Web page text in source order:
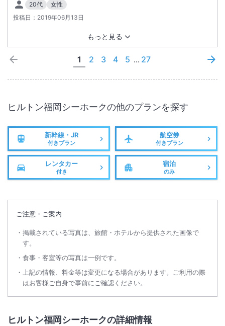
20代
女性
投稿日： 2019年06月13日
もっと見る
1 2 3 4 5 ... 27
ヒルトン福岡シーホークの他のプランを探す
新幹線・JR
付きプラン
航空券
付きプラン
レンタカー
付き
宿泊
のみ
ご注意・ご案内
掲載されている写真は、旅館・ホテルから提供された画像で
す。
食事・客室等の写真は一例です。
上記の情報、料金等は変更になる場合があります。ご利用の際
はお客様ご自身で事前にご確認ください。
ヒルトン福岡シーホークの詳細情報